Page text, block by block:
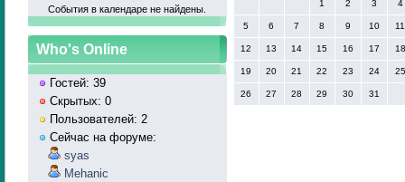
События в календаре не найдены.
Who's Online
Гостей: 39
Скрытых: 0
Пользователей: 2
Сейчас на форуме:
syas
Mehanic
1
2 3 4
5 6 7 8 9 10 11
12 13 14 15 16 17 18
19 20 21 22 23 24 25
26 27 28 29 30 31